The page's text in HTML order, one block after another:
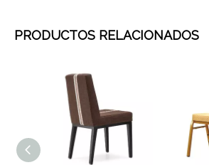
PRODUCTOS RELACIONADOS